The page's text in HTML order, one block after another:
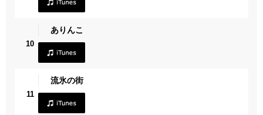
10
ありんこ
11
流氷の街